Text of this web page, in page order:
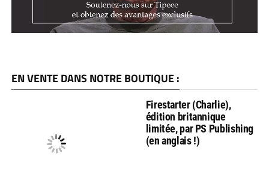
EN VENTE DANS NOTRE BOUTIQUE :
Firestarter (Charlie),
édition britannique
limitée, par PS Publishing
(en anglais !)